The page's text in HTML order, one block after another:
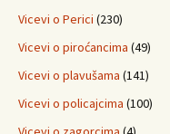
Vicevi o Perici (230)
Vicevi o piroćancima (49)
Vicevi o plavušama (141)
Vicevi o policajcima (100)